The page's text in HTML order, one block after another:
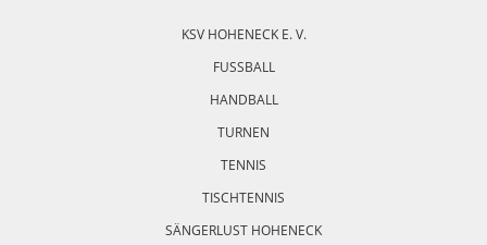
KSV HOHENECK E. V.
FUSSBALL
HANDBALL
TURNEN
TENNIS
TISCHTENNIS
SÄNGERLUST HOHENECK